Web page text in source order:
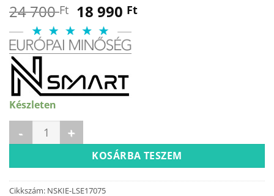
24 700Ft Original
price
was:
24
700 Ft.
18 990 FtCurrent
Készleten
N-smart lábszerkezet egyenes kádakhoz 170×75 mennyiség
KOSÁRBA TESZEM
Cikkszám: NSKIE-LSE17075